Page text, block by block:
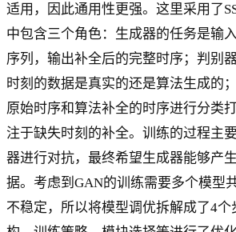
适用，因此通用性更强。这里采用了
中包含三个角色：生成器的任务是输
序列，输出补全后的完整时序；判别
时刻的数据是真实的还是算法生成的
原始时序和算法补全的时序进行分类
注于缺失时刻的补全。训练的过程主
器进行对抗，最终希望生成器能够产
据。考虑到GAN的训练需要多个模型
不稳定，所以将模型调优拆解成了4个